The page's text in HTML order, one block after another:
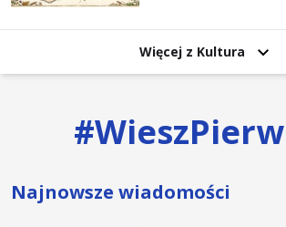
Więcej z Kultura
#
Najnowsze wiadomości